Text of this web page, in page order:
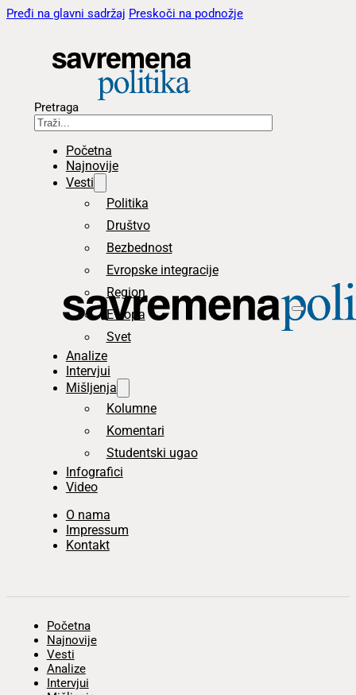
Pređi na glavni sadržaj Preskoči na podnožje
Pretraga
Početna
Najnovije
Vesti
Politika
Društvo
Bezbednost
Evropske integracije
Region
Evropa
Svet
Analize
Intervjui
Mišljenja
Kolumne
Komentari
Studentski ugao
Infografici
Video
O nama
Impressum
Kontakt
Početna
Najnovije
Vesti
Analize
Intervjui